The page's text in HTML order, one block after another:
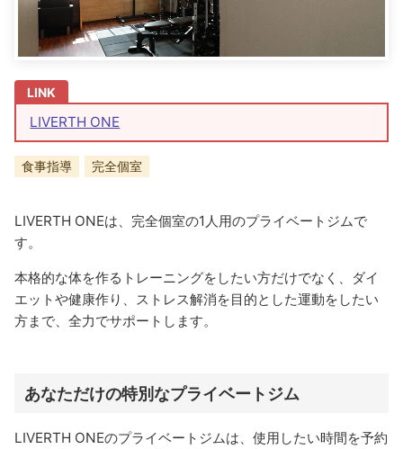
LIVERTH ONE
食事指導 完全個室
LIVERTH ONEは、完全個室の1人用のプライベートジムで
す。
本格的な体を作るトレーニングをしたい方だけでなく、ダイ
エットや健康作り、ストレス解消を目的とした運動をしたい
方まで、全力でサポートします。
あなただけの特別なプライベートジム
LIVERTH ONEのプライベートジムは、使用したい時間を予約